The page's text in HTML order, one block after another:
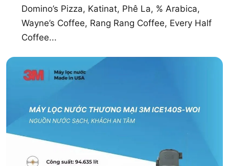
Domino’s Pizza, Katinat, Phê La, % Arabica,
Wayne’s Coffee, Rang Rang Coffee, Every Half
Coffee...